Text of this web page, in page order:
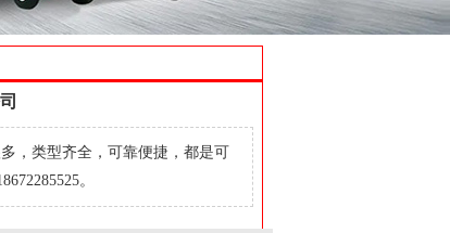
，类型齐全，可靠便捷，都是可
。